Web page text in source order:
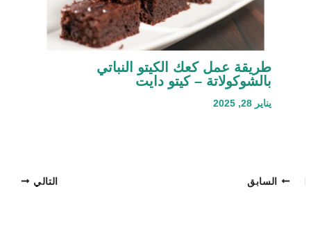
طريقة عمل كعك الكيتو النباتي
بالشوكولاتة – كيتو دايت
يناير 28, 2025
السابق التالي